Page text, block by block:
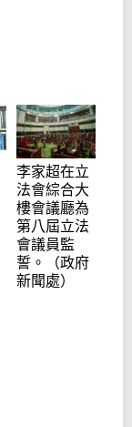
李家超在立
法會綜合大
樓會議廳為
第八屆立法
會議員監
誓。（政府
新聞處）